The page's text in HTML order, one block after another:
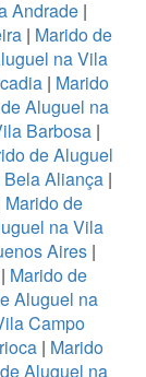
Andrade |
| Marido de
na Vila
| Marido
Aluguel na
Barbosa|
de Aluguel
Aliança |
Marido de
na Vila
Aires |
| Marido de
Aluguel na
Campo
| Marido
Aluguel na